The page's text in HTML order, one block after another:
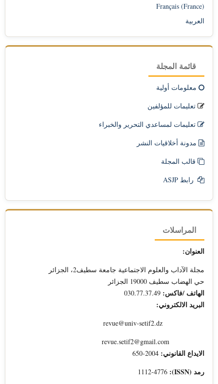
Français (France)
العربية
قائمة المجلة
معلومات أولية
تعليمات للمؤلفين
تعليمات لمساعدي التحرير والخبراء
مدونة أخلاقيات النشر
قالب المجلة
رابط ASJP
المراسلات
العنوان:
مجلة الآداب والعلوم الاجتماعية جامعة سطيف2، الجزائر
حي الهضاب سطيف 19000 الجزائر
الهاتف /فاكس:
البريد الالكتروني:
الايداع القانوني:
رمد (ISSN):